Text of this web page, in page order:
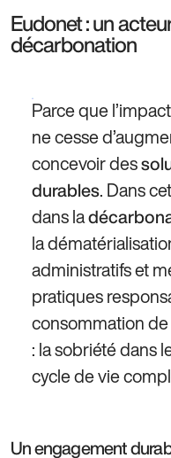
Eudonet : un
décarbonation
Parce que
ne cesse
concevoir des
durables. Dans
dans la
la
administratifs et
pratiques
consommation
: la sobriété dans
cycle de vie
Un engagement